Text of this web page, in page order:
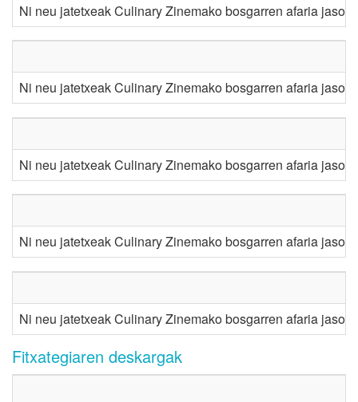
Ni neu jatetxeak Culinary Zinemako bosgarren afaria jaso
Ni neu jatetxeak Culinary Zinemako bosgarren afaria jaso
Ni neu jatetxeak Culinary Zinemako bosgarren afaria jaso
Ni neu jatetxeak Culinary Zinemako bosgarren afaria jaso
Ni neu jatetxeak Culinary Zinemako bosgarren afaria jaso
Fitxategiaren deskargak